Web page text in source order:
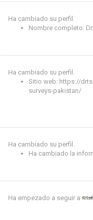
Ha cambiado su perfil.
Nombre completo:
Ha cambiado su perfil.
Sitio web: https://
surveys-pakistan/
Ha cambiado su perfil.
Ha cambiado la
Ha empezado a seguir a